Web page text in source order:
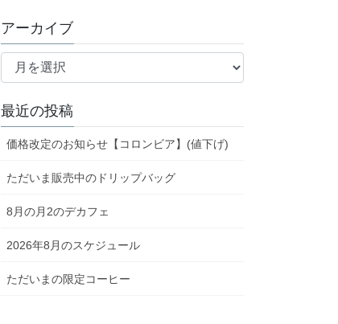
アーカイブ
ア
イ
ブ
最近の投稿
価格改定のお知らせ【コロンビア】(値下げ)
ただいま販売中のドリップバッグ
8月の月2のデカフェ
2026年8月のスケジュール
ただいまの限定コーヒー